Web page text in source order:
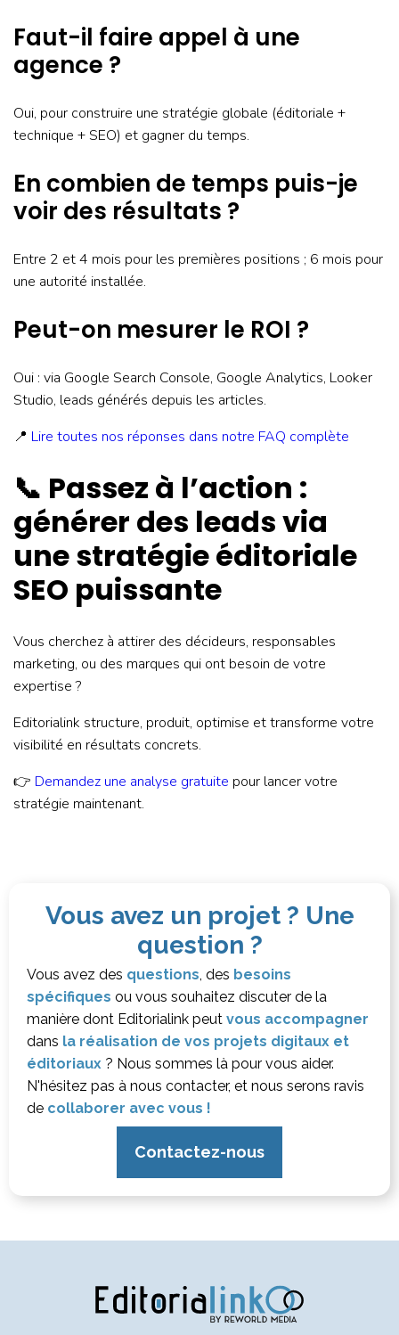
Faut-il faire appel à une
agence ?
Oui, pour construire une stratégie globale (éditoriale +
technique + SEO) et gagner du temps.
En combien de temps puis-je
voir des résultats ?
Entre 2 et 4 mois pour les premières positions ; 6 mois pour
une autorité installée.
Peut-on mesurer le ROI ?
Oui : via Google Search Console, Google Analytics, Looker
Studio, leads générés depuis les articles.
📍 Lire toutes nos réponses dans notre FAQ complète
📞 Passez à l’action :
générer des leads via
une stratégie éditoriale
SEO puissante
Vous cherchez à attirer des décideurs, responsables
marketing, ou des marques qui ont besoin de votre
expertise ?
Editorialink structure, produit, optimise et transforme votre
visibilité en résultats concrets.
👉 Demandez une analyse gratuite pour lancer votre
stratégie maintenant.
Vous avez un projet ? Une
question ?
Vous avez des questions, des besoins
spécifiques ou vous souhaitez discuter de la
manière dont Editorialink peut vous accompagner
dans la réalisation de vos projets digitaux et
éditoriaux ? Nous sommes là pour vous aider.
N'hésitez pas à nous contacter, et nous serons ravis
de collaborer avec vous !
Contactez-nous